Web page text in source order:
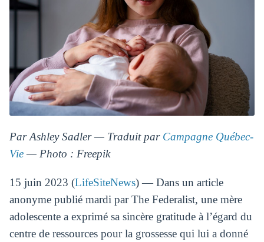
Par Ashley Sadler — Traduit par Campagne Québec-
Vie— Photo : Freepik
15 juin 2023 (LifeSiteNews) — Dans un article
anonyme publié mardi par The Federalist, une mère
adolescente a exprimé sa sincère gratitude à l’égard du
centre de ressources pour la grossesse qui lui a donné